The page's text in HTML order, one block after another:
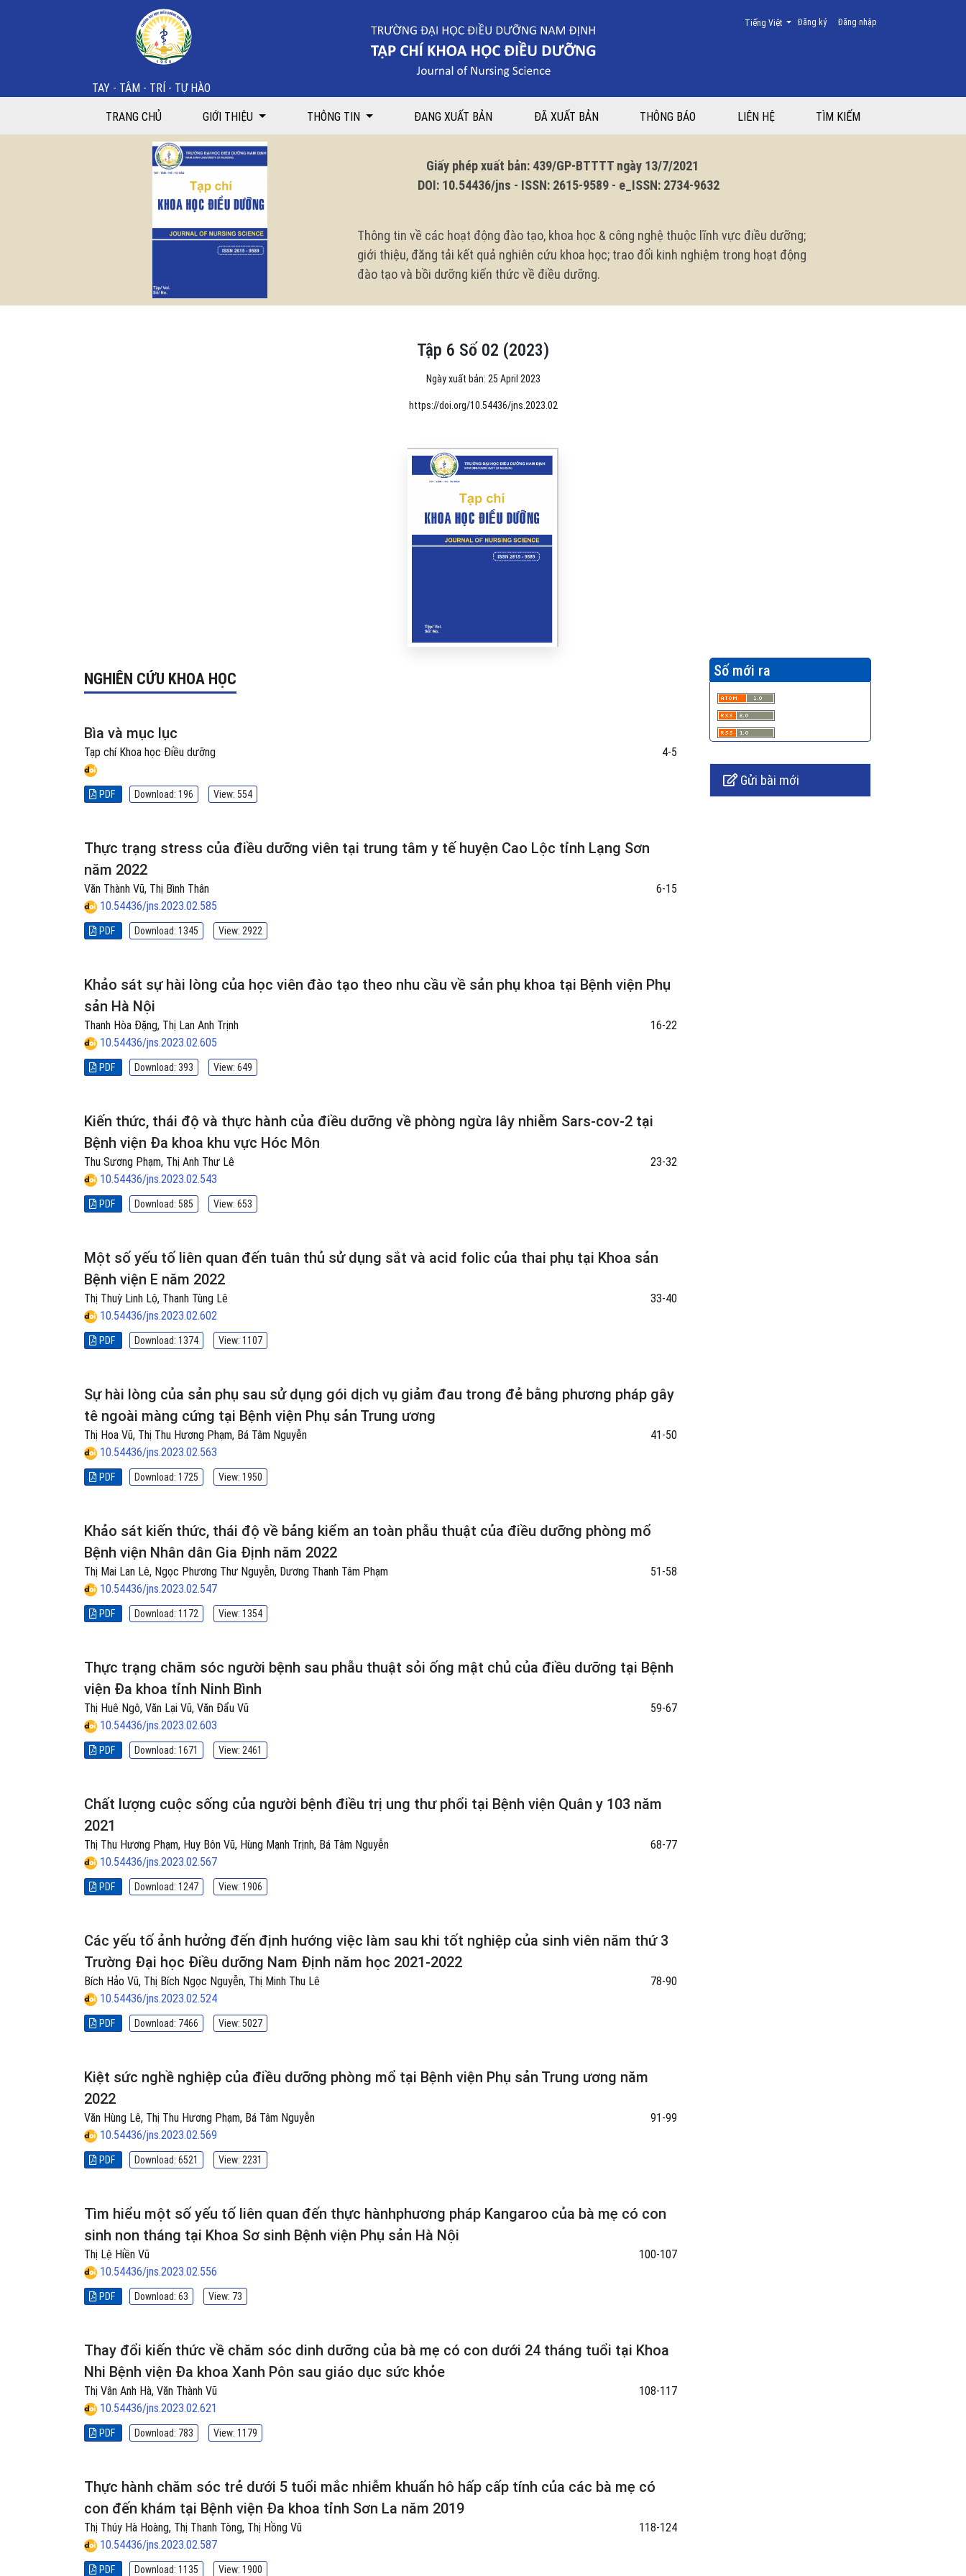
Tập 6 Số 02 (2023)
TAY - TÂM - TRÍ - TỰ HÀO
Đăng ký Đăng nhập
Thay đổi ngôn ngữ. Ngôn ngữ hiện tại là:
Tiếng Việt
TRANG CHỦ GIỚI THIỆU THÔNG TIN ĐANG XUẤT BẢN ĐÃ XUẤT BẢN THÔNG BÁO LIÊN HỆ TÌM KIẾM
Giấy phép xuất bản: 439/GP-BTTTT ngày 13/7/2021
DOI: 10.54436/jns - ISSN: 2615-9589 - e_ISSN: 2734-9632
Thông tin về các hoạt động đào tạo, khoa học & công nghệ thuộc lĩnh vực điều dưỡng;
giới thiệu, đăng tải kết quả nghiên cứu khoa học; trao đổi kinh nghiệm trong hoạt động
đào tạo và bồi dưỡng kiến thức về điều dưỡng.
Tập 6 Số 02 (2023)
Ngày xuất bản: 25 April 2023
https://doi.org/10.54436/jns.2023.02
NGHIÊN CỨU KHOA HỌC
Bìa và mục lục
Tạp chí Khoa học Điều dưỡng 4-5
PDF Download: 196 View: 554
Thực trạng stress của điều dưỡng viên tại trung tâm y tế huyện Cao Lộc tỉnh Lạng Sơn
năm 2022
Văn Thành Vũ, Thị Bình Thân
6-15
10.54436/jns.2023.02.585
PDF Download: 1345 View: 2922
Khảo sát sự hài lòng của học viên đào tạo theo nhu cầu về sản phụ khoa tại Bệnh viện Phụ
sản Hà Nội
Thanh Hòa Đặng, Thị Lan Anh Trịnh
16-22
10.54436/jns.2023.02.605
PDF Download: 393 View: 649
Kiến thức, thái độ và thực hành của điều dưỡng về phòng ngừa lây nhiễm Sars-cov-2 tại
Bệnh viện Đa khoa khu vực Hóc Môn
Thu Sương Phạm, Thị Anh Thư Lê
23-32
10.54436/jns.2023.02.543
PDF Download: 585 View: 653
Một số yếu tố liên quan đến tuân thủ sử dụng sắt và acid folic của thai phụ tại Khoa sản
Bệnh viện E năm 2022
Thị Thuỳ Linh Lộ, Thanh Tùng Lê
33-40
10.54436/jns.2023.02.602
PDF Download: 1374 View: 1107
Sự hài lòng của sản phụ sau sử dụng gói dịch vụ giảm đau trong đẻ bằng phương pháp gây
tê ngoài màng cứng tại Bệnh viện Phụ sản Trung ương
Thị Hoa Vũ, Thị Thu Hương Phạm, Bá Tâm Nguyễn
41-50
10.54436/jns.2023.02.563
PDF Download: 1725 View: 1950
Khảo sát kiến thức, thái độ về bảng kiểm an toàn phẫu thuật của điều dưỡng phòng mổ
Bệnh viện Nhân dân Gia Định năm 2022
Thị Mai Lan Lê, Ngọc Phương Thư Nguyễn, Dương Thanh Tâm Phạm
51-58
10.54436/jns.2023.02.547
PDF Download: 1172 View: 1354
Thực trạng chăm sóc người bệnh sau phẫu thuật sỏi ống mật chủ của điều dưỡng tại Bệnh
viện Đa khoa tỉnh Ninh Bình
Thị Huê Ngô, Văn Lại Vũ, Văn Đẩu Vũ
59-67
10.54436/jns.2023.02.603
PDF Download: 1671 View: 2461
Chất lượng cuộc sống của người bệnh điều trị ung thư phổi tại Bệnh viện Quân y 103 năm
2021
Thị Thu Hương Phạm, Huy Bôn Vũ, Hùng Mạnh Trịnh, Bá Tâm Nguyễn
68-77
10.54436/jns.2023.02.567
PDF Download: 1247 View: 1906
Các yếu tố ảnh hưởng đến định hướng việc làm sau khi tốt nghiệp của sinh viên năm thứ 3
Trường Đại học Điều dưỡng Nam Định năm học 2021-2022
Bích Hảo Vũ, Thị Bích Ngọc Nguyễn, Thị Minh Thu Lê
78-90
10.54436/jns.2023.02.524
PDF Download: 7466 View: 5027
Kiệt sức nghề nghiệp của điều dưỡng phòng mổ tại Bệnh viện Phụ sản Trung ương năm
2022
Văn Hùng Lê, Thị Thu Hương Phạm, Bá Tâm Nguyễn
91-99
10.54436/jns.2023.02.569
PDF Download: 6521 View: 2231
Tìm hiểu một số yếu tố liên quan đến thực hànhphương pháp Kangaroo của bà mẹ có con
sinh non tháng tại Khoa Sơ sinh Bệnh viện Phụ sản Hà Nội
Thị Lệ Hiền Vũ
100-107
10.54436/jns.2023.02.556
PDF Download: 63 View: 73
Thay đổi kiến thức về chăm sóc dinh dưỡng của bà mẹ có con dưới 24 tháng tuổi tại Khoa
Nhi Bệnh viện Đa khoa Xanh Pôn sau giáo dục sức khỏe
Thị Vân Anh Hà, Văn Thành Vũ
108-117
10.54436/jns.2023.02.621
PDF Download: 783 View: 1179
Thực hành chăm sóc trẻ dưới 5 tuổi mắc nhiễm khuẩn hô hấp cấp tính của các bà mẹ có
con đến khám tại Bệnh viện Đa khoa tỉnh Sơn La năm 2019
Thị Thúy Hà Hoàng, Thị Thanh Tòng, Thị Hồng Vũ
118-124
10.54436/jns.2023.02.587
PDF Download: 1135 View: 1900
Số mới ra
Gửi bài mới